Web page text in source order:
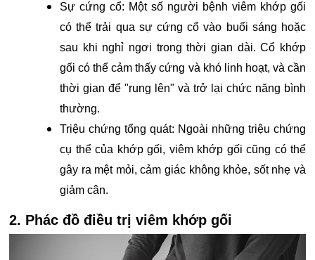
Sự cứng cổ: Một số người bệnh viêm khớp gối
có thể trải qua sự cứng cổ vào buổi sáng hoặc
sau khi nghỉ ngơi trong thời gian dài. Cổ khớp
gối có thể cảm thấy cứng và khó linh hoạt, và cần
thời gian để "rung lên" và trở lại chức năng bình
thường.
Triệu chứng tổng quát: Ngoài những triệu chứng
cụ thể của khớp gối, viêm khớp gối cũng có thể
gây ra mệt mỏi, cảm giác không khỏe, sốt nhẹ và
giảm cân.
2. Phác đồ điều trị viêm khớp gối